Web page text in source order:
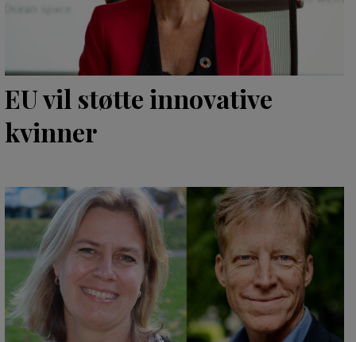
EU vil støtte innovative
kvinner